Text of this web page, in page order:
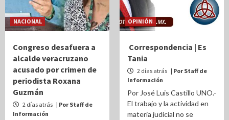
NACIONAL
Congreso desafuera a
alcalde veracruzano
acusado por crimen de
periodista Roxana
Guzmán
2 días atrás | Por Staff de
Información
OPINIÓN
Correspondencia | Es
Tania
2 días atrás | Por Staff de
Información
Por José Luis Castillo UNO.-
El trabajo y la actividad en
materia judicial no se